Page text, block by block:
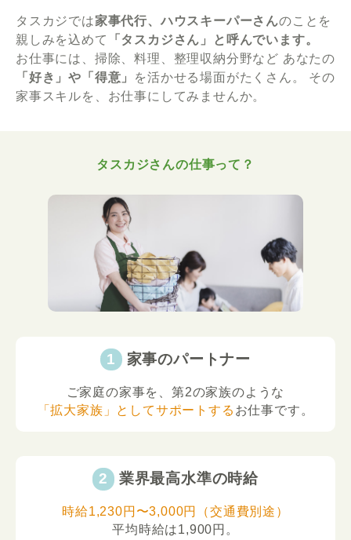
タスカジでは家事代行、ハウスキーパーさんのことを
親しみを込めて
「タスカジさん」と呼んでいます。
お仕事には、掃除、料理、整理収納分野など あなたの
「好き」や「得意」
を活かせる場面がたくさん。
その
家事スキルを、お仕事にしてみませんか。
タスカジさんの仕事って？
家事のパートナー
ご家庭の家事を、第2の家族のような
「拡大家族」としてサポートする お仕事です。
業界最高水準の時給
時給1,230円〜3,000円（交通費別途）
平均時給は1,900円。